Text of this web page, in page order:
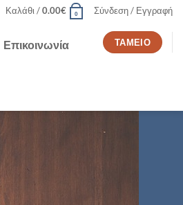
Καλάθι /0.00€ 0 Σύνδεση / Εγγραφή
Επικοινωνία ΤΑΜΕΊΟ